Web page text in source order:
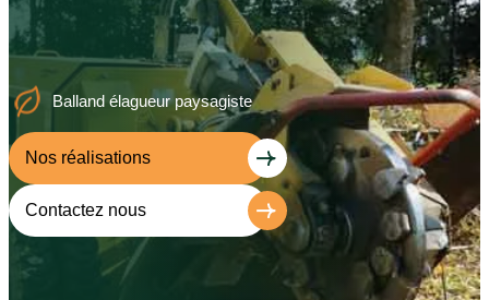
Balland élagueur paysagiste
Nos réalisations
Contactez nous